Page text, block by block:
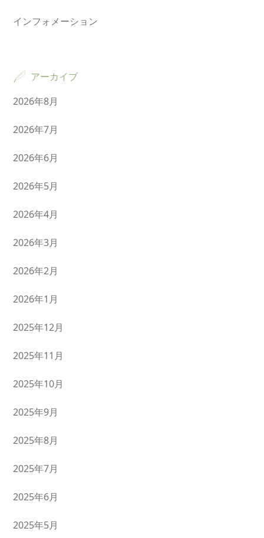
インフォメーション
アーカイブ
2026年8月
2026年7月
2026年6月
2026年5月
2026年4月
2026年3月
2026年2月
2026年1月
2025年12月
2025年11月
2025年10月
2025年9月
2025年8月
2025年7月
2025年6月
2025年5月